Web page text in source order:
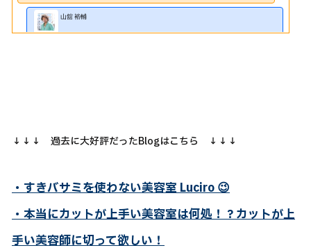
↓↓↓ 過去に大好評だったBlogはこちら ↓↓↓
・すきバサミを使わない美容室 Luciro 😉
・本当にカットが上手い美容室は何処！？カットが上
手い美容師に切って欲しい！